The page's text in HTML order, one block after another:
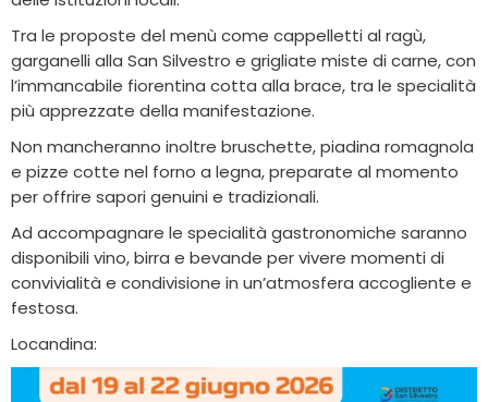
Tra le proposte del menù come cappelletti al ragù,
garganelli alla San Silvestro e grigliate miste di carne, con
l’immancabile fiorentina cotta alla brace, tra le specialità
più apprezzate della manifestazione.
Non mancheranno inoltre bruschette, piadina romagnola
e pizze cotte nel forno a legna, preparate al momento
per offrire sapori genuini e tradizionali.
Ad accompagnare le specialità gastronomiche saranno
disponibili vino, birra e bevande per vivere momenti di
convivialità e condivisione in un’atmosfera accogliente e
festosa.
Locandina: